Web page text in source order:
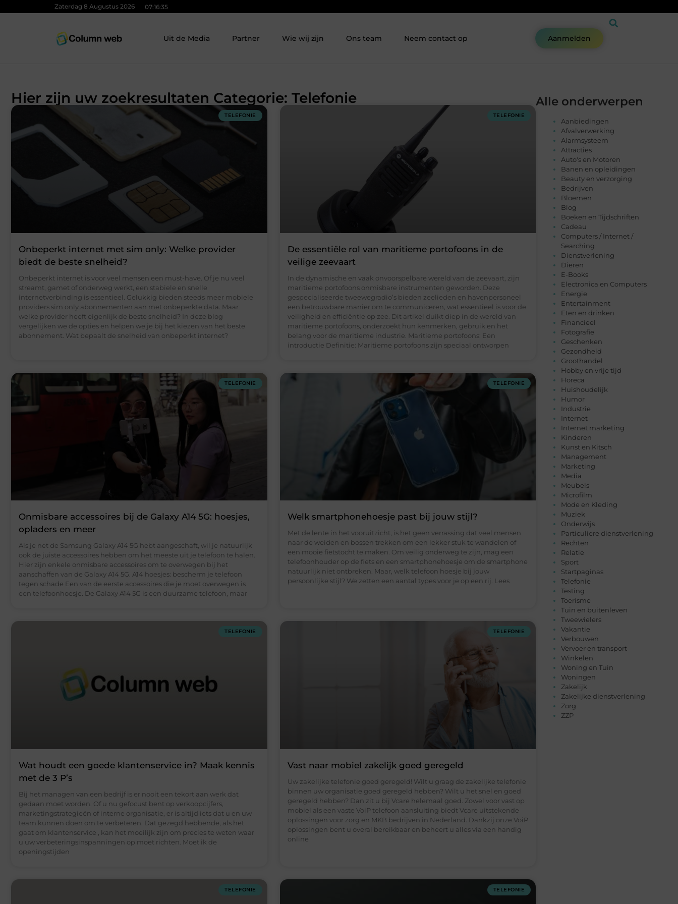
Zaterdag 8 Augustus 2026 07:16:36
Uit de Media Partner Wie wij zijn Ons team Neem contact op Aanmelden
Hier zijn uw zoekresultaten Categorie: Telefonie
TELEFONIE
Onbeperkt internet met sim only: Welke provider
biedt de beste snelheid?
Onbeperkt internet is voor veel mensen een must-have. Of je nu veel
streamt, gamet of onderweg werkt, een stabiele en snelle
internetverbinding is essentieel. Gelukkig bieden steeds meer mobiele
providers sim only abonnementen aan met onbeperkte data. Maar
welke provider heeft eigenlijk de beste snelheid? In deze blog
vergelijken we de opties en helpen we je bij het kiezen van het beste
abonnement. Wat bepaalt de snelheid van onbeperkt internet?
TELEFONIE
De essentiële rol van maritieme portofoons in de
veilige zeevaart
In de dynamische en vaak onvoorspelbare wereld van de zeevaart, zijn
maritieme portofoons onmisbare instrumenten geworden. Deze
gespecialiseerde tweewegradio’s bieden zeelieden en havenpersoneel
een betrouwbare manier om te communiceren, wat essentieel is voor de
veiligheid en efficiëntie op zee. Dit artikel duikt diep in de wereld van
maritieme portofoons, onderzoekt hun kenmerken, gebruik en het
belang voor de maritieme industrie. Maritieme portofoons: Een
introductie Definitie: Maritieme portofoons zijn speciaal ontworpen
TELEFONIE
Onmisbare accessoires bij de Galaxy A14 5G: hoesjes,
opladers en meer
Als je net de Samsung Galaxy A14 5G hebt aangeschaft, wil je natuurlijk
ook de juiste accessoires hebben om het meeste uit je telefoon te halen.
Hier zijn enkele onmisbare accessoires om te overwegen bij het
aanschaffen van de Galaxy A14 5G. A14 hoesjes: bescherm je telefoon
tegen schade Een van de eerste accessoires die je moet overwegen is
een telefoonhoesje. De Galaxy A14 5G is een duurzame telefoon, maar
TELEFONIE
Welk smartphonehoesje past bij jouw stijl?
Met de lente in het vooruitzicht, is het geen verrassing dat veel mensen
naar de weiden en bossen trekken om een lekker stuk te wandelen of
een mooie fietstocht te maken. Om veilig onderweg te zijn, mag een
telefoonhouder op de fiets en een smartphonehoesje om de smartphone
natuurlijk niet ontbreken. Maar, welk telefoon hoesje bij jouw
persoonlijke stijl? We zetten een aantal types voor je op een rij. Lees
TELEFONIE
Wat houdt een goede klantenservice in? Maak kennis
met de 3 P’s
Bij het managen van een bedrijf is er nooit een tekort aan werk dat
gedaan moet worden. Of u nu gefocust bent op verkoopcijfers,
marketingstrategieën of interne organisatie, er is altijd iets dat u en uw
team kunnen doen om te verbeteren. Dat gezegd hebbende, als het
gaat om klantenservice , kan het moeilijk zijn om precies te weten waar
u uw verbeteringsinspanningen op moet richten. Moet ik de
openingstijden
TELEFONIE
Vast naar mobiel zakelijk goed geregeld
Uw zakelijke telefonie goed geregeld! Wilt u graag de zakelijke telefonie
binnen uw organisatie goed geregeld hebben? Wilt u het snel en goed
geregeld hebben? Dan zit u bij Vcare helemaal goed. Zowel voor vast op
mobiel als een vaste VoiP telefoon aansluiting biedt Vcare uitstekende
oplossingen voor zorg en MKB bedrijven in Nederland. Dankzij onze VoiP
oplossingen bent u overal bereikbaar en beheert u alles via een handig
online
TELEFONIE TELEFONIE
Alle onderwerpen
Aanbiedingen
Afvalverwerking
Alarmsysteem
Attracties
Auto's en Motoren
Banen en opleidingen
Beauty en verzorging
Bedrijven
Bloemen
Blog
Boeken en Tijdschriften
Cadeau
Computers / Internet /
Searching
Dienstverlening
Dieren
E-Books
Electronica en Computers
Energie
Entertainment
Eten en drinken
Financieel
Fotografie
Geschenken
Gezondheid
Groothandel
Hobby en vrije tijd
Horeca
Huishoudelijk
Humor
Industrie
Internet
Internet marketing
Kinderen
Kunst en Kitsch
Management
Marketing
Media
Meubels
Microfilm
Mode en Kleding
Muziek
Onderwijs
Particuliere dienstverlening
Rechten
Relatie
Sport
Startpaginas
Telefonie
Testing
Toerisme
Tuin en buitenleven
Tweewielers
Vakantie
Verbouwen
Vervoer en transport
Winkelen
Woning en Tuin
Woningen
Zakelijk
Zakelijke dienstverlening
Zorg
ZZP